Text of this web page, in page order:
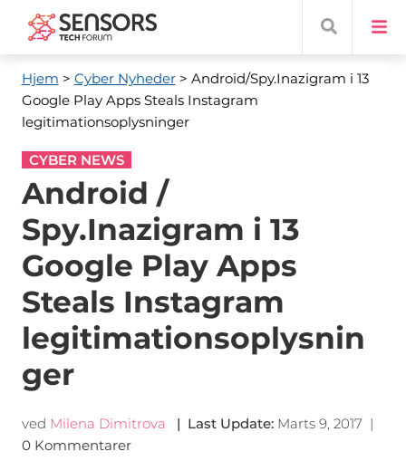
Hjem > Cyber ​​Nyheder> Android/Spy.Inazigram i 13
Google Play Apps Steals Instagram
legitimationsoplysninger
CYBER NEWS
Android /
Spy.Inazigram i 13
Google Play Apps
Steals Instagram
legitimationsoplysnin
ger
ved Milena Dimitrova | Last Update: Marts 9, 2017 |
0 Kommentarer